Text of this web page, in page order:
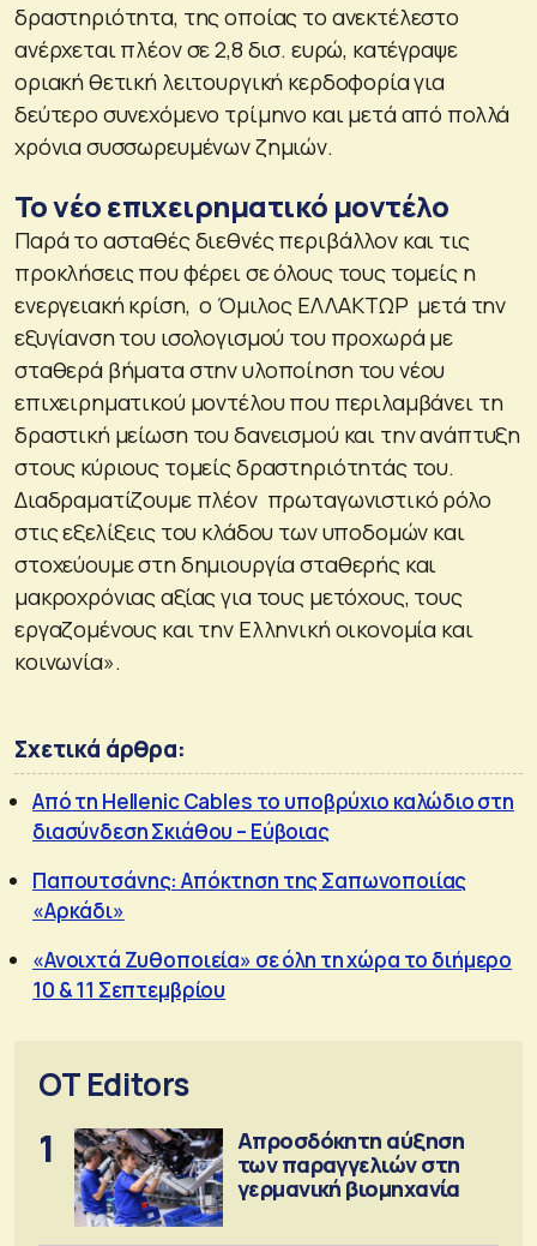
δραστηριότητα, της οποίας το ανεκτέλεστο
ανέρχεται πλέον σε 2,8 δισ. ευρώ, κατέγραψε
οριακή θετική λειτουργική κερδοφορία για
δεύτερο συνεχόμενο τρίμηνο και μετά από πολλά
χρόνια συσσωρευμένων ζημιών.
Το νέο επιχειρηματικό μοντέλο
Παρά το ασταθές διεθνές περιβάλλον και τις
προκλήσεις που φέρει σε όλους τους τομείς η
ενεργειακή κρίση, ο Όμιλος ΕΛΛΑΚΤΩΡ μετά την
εξυγίανση του ισολογισμού του προχωρά με
σταθερά βήματα στην υλοποίηση του νέου
επιχειρηματικού μοντέλου που περιλαμβάνει τη
δραστική μείωση του δανεισμού και την ανάπτυξη
στους κύριους τομείς δραστηριότητάς του.
Διαδραματίζουμε πλέον πρωταγωνιστικό ρόλο
στις εξελίξεις του κλάδου των υποδομών και
στοχεύουμε στη δημιουργία σταθερής και
μακροχρόνιας αξίας για τους μετόχους, τους
εργαζομένους και την Ελληνική οικονομία και
κοινωνία».
Σχετικά άρθρα:
Από τη Hellenic Cables το υποβρύχιο καλώδιο στη
διασύνδεση Σκιάθου – Εύβοιας
Παπουτσάνης: Απόκτηση της Σαπωνοποιίας
«Αρκάδι»
«Ανοιχτά Ζυθοποιεία» σε όλη τη χώρα το διήμερο
10 & 11 Σεπτεμβρίου
OT Editors
1
Απροσδόκητη αύξηση
των παραγγελιών στη
γερμανική βιομηχανία